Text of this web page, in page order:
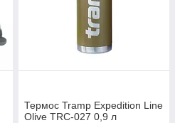
Термос Tramp Expedition Line
Olive TRC-027 0,9 л